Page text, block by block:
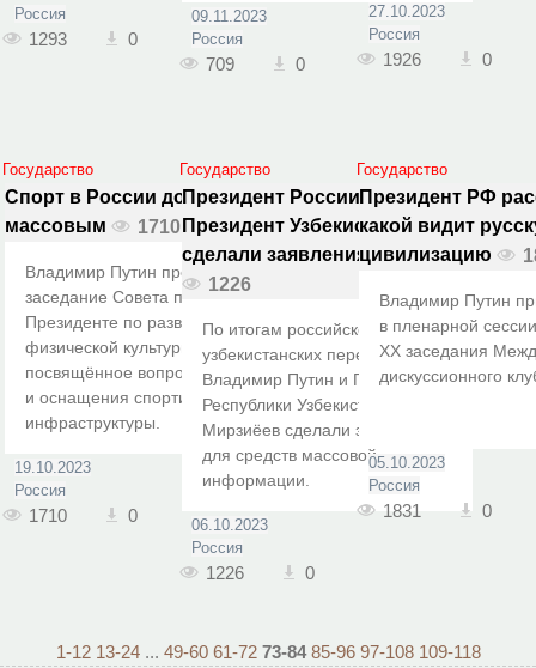
Россия
1293 0
09.11.2023
Россия
709 0
27.10.2023
Россия
1926 0
Государство
Спорт в России должен стать
массовым
1710
Владимир Путин провёл
заседание Совета при
Президенте по развитию
физической культуры и спорта,
посвящённое вопросам развития
и оснащения спортивной
инфраструктуры.
19.10.2023
Россия
1710 0
Государство
Президент России и
Президент Узбекистана
сделали заявления для СМИ
1226
По итогам российско-
узбекистанских переговоров
Владимир Путин и Президент
Республики Узбекистан Шавкат
Мирзиёев сделали заявления
для средств массовой
информации.
06.10.2023
Россия
1226 0
Государство
Президент РФ
какой видит
цивилизацию
Владимир Путин
в пленарной
XХ заседания
дискуссионного
05.10.2023
Россия
1831 0
1-12 13-24 ... 49-60 61-72 73-84 85-96 97-108 109-118